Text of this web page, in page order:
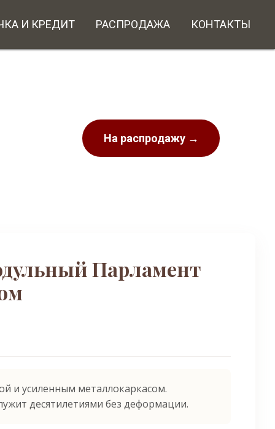
И КРЕДИТ РАСПРОДАЖА КОНТАКТЫ
На распродажу →
Парламент
и усиленным металлокаркасом.
десятилетиями без деформации.